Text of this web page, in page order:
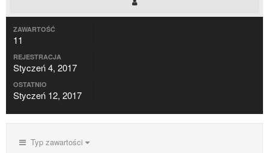
ZAWARTOŚĆ
11
REJESTRACJA
Styczeń 4, 2017
OSTATNIO
Styczeń 12, 2017
Typ zawartości